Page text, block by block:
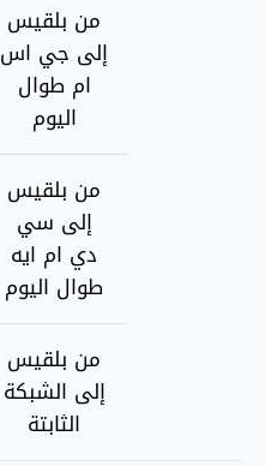
من بلقيس
إلى جي اس
ام طوال
اليوم
من بلقيس
إلى سي
دي ام ايه
طوال اليوم
من بلقيس
إلى الشبكة
الثابتة